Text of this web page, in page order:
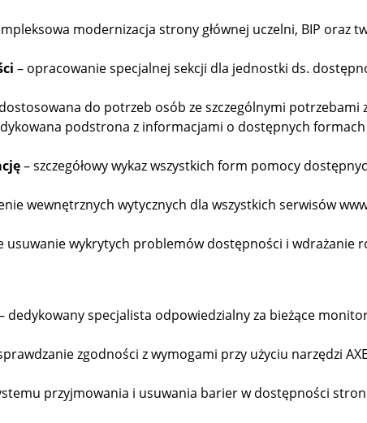
modernizacja strony głównej uczelni, BIP oraz
– opracowanie specjalnej sekcji dla jednostki ds.
do potrzeb osób ze szczególnymi
podstrona z informacjami o dostępnych
– szczegółowy wykaz wszystkich form pomocy
wewnętrznych wytycznych dla wszystkich serwisów
usuwanie wykrytych problemów dostępności i wdrażanie
dedykowany specjalista odpowiedzialny za bieżące
zgodności z wymogami przy użyciu narzędzi
przyjmowania i usuwania barier w dostępności